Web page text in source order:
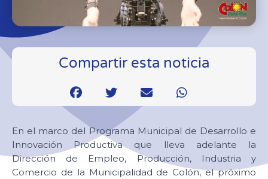
Compartir esta noticia
En el marco del Programa Municipal de Desarrollo e
Innovación Productiva que lleva adelante la
Dirección de Empleo, Producción, Industria y
Comercio de la Municipalidad de Colón, el próximo